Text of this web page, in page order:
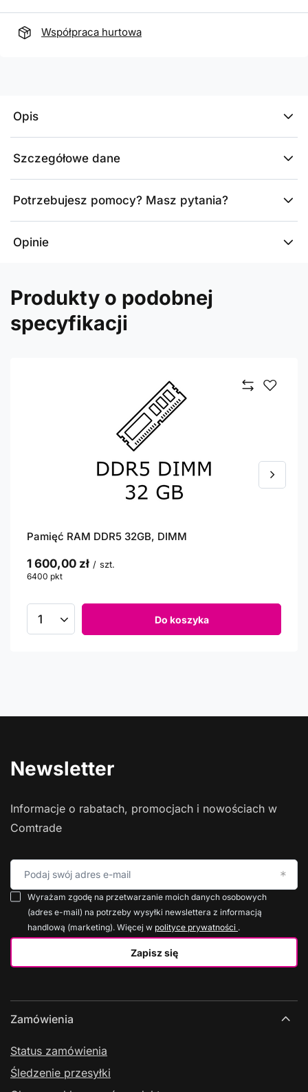
Współpraca hurtowa
Opis
Szczegółowe dane
Potrzebujesz pomocy? Masz pytania?
Opinie
Produkty o podobnej
specyfikacji
Pamięć RAM DDR5 32GB, DIMM
1 600,00 zł / szt.
6400 pkt
Do koszyka
Newsletter
Informacje o rabatach, promocjach i nowościach w
Comtrade
Podaj swój adres e-mail
Zapisz się
Wyrażam zgodę na przetwarzanie moich danych osobowych
(adres e-mail) na potrzeby wysyłki newslettera z informacją
handlową (marketing). Więcej w polityce prywatności .
Zamówienia
Status zamówienia
Śledzenie przesyłki